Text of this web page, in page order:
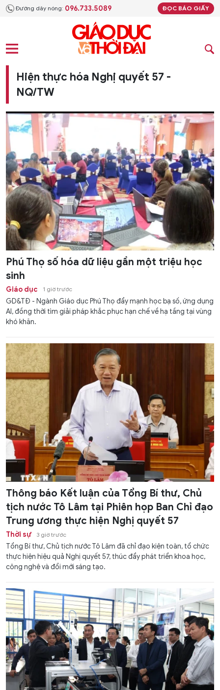
Đường dây nóng: 096.733.5089 ĐỌC BÁO GIẤY
Hiện thực hóa Nghị quyết 57 -
NQ/TW
Phú Thọ số hóa dữ liệu gần một triệu học
sinh
Giáo dục 1 giờ trước
GD&TĐ - Ngành Giáo dục Phú Thọ đẩy mạnh học bạ số, ứng dụng
AI, đồng thời tìm giải pháp khắc phục hạn chế về hạ tầng tại vùng
khó khăn.
Thông báo Kết luận của Tổng Bí thư, Chủ
tịch nước Tô Lâm tại Phiên họp Ban Chỉ đạo
Trung ương thực hiện Nghị quyết 57
Thời sự 3 giờ trước
Tổng Bí thư, Chủ tịch nước Tô Lâm đã chỉ đạo kiện toàn, tổ chức
thực hiện hiệu quả Nghị quyết 57, thúc đẩy phát triển khoa học,
công nghệ và đổi mới sáng tạo.